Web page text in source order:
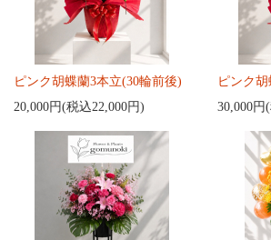
ピンク胡蝶蘭3本立(30輪前後)
20,000円(税込22,000円)
ピンク
30,000円